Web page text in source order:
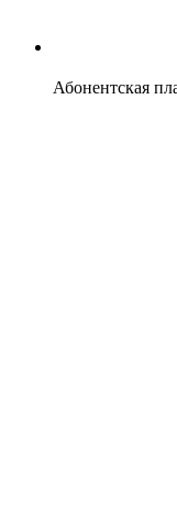
Абонентская